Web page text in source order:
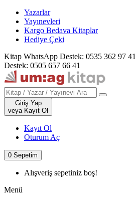
Yazarlar
Yayınevleri
Kargo Bedava Kitaplar
Hediye Çeki
Kitap WhatsApp Destek: 0535 362 97 41
Destek: 0505 657 66 41
Giriş Yap
veya Kayıt Ol
Kayıt Ol
Oturum Aç
0 Sepetim
Alışveriş sepetiniz boş!
Menü